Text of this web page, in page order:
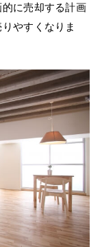
に売却する計画
やすくなりま